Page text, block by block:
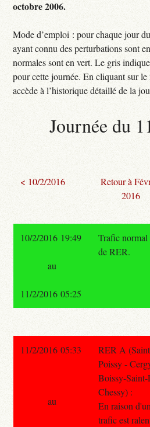
octobre 2006.
Mode d’emploi : pour chaque jour
ayant connu des perturbations sont
normales sont en vert. Le gris
pour cette journée. En cliquant sur
accède à l’historique détaillé de la
Journée du
< 10/2/2016
Retour à
2016
10/2/2016 19:49
Trafic normal
de RER.
au
11/2/2016 05:25
11/2/2016 05:33
RER A
Poissy -
Boissy-
Chessy) :
En raison
trafic est
au